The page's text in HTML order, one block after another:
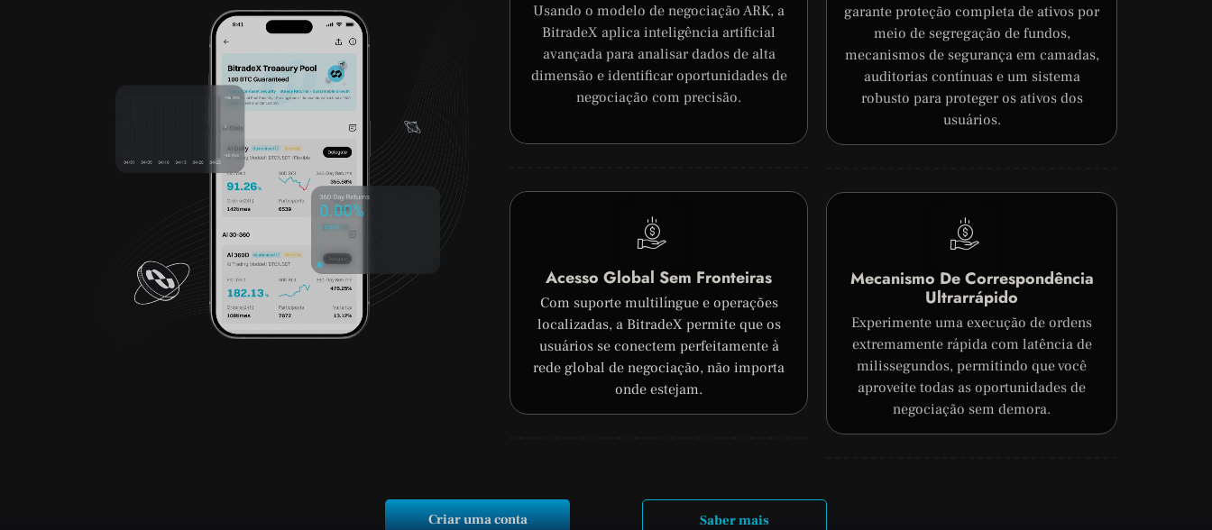
Usando o modelo de negociação ARK, a
BitradeX aplica inteligência artificial
avançada para analisar dados de alta
dimensão e identificar oportunidades de
negociação com precisão.
Acesso Global Sem Fronteiras
Com suporte multilíngue e operações
localizadas, a BitradeX permite que os
usuários se conectem perfeitamente à
rede global de negociação, não importa
onde estejam.
garante proteção completa de ativos por
meio de segregação de fundos,
mecanismos de segurança em camadas,
auditorias contínuas e um sistema
robusto para proteger os ativos dos
usuários.
Mecanismo De Correspondência
Ultrarrápido
Experimente uma execução de ordens
extremamente rápida com latência de
milissegundos, permitindo que você
aproveite todas as oportunidades de
negociação sem demora.
Criar uma conta Saber mais